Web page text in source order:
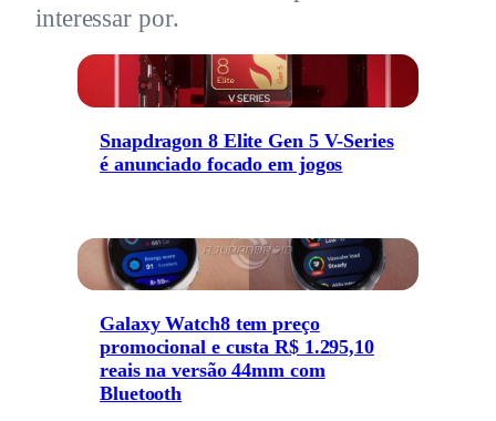
interessar por.
Snapdragon 8 Elite Gen 5 V-Series
é anunciado focado em jogos
Galaxy Watch8 tem preço
promocional e custa R$ 1.295,10
reais na versão 44mm com
Bluetooth